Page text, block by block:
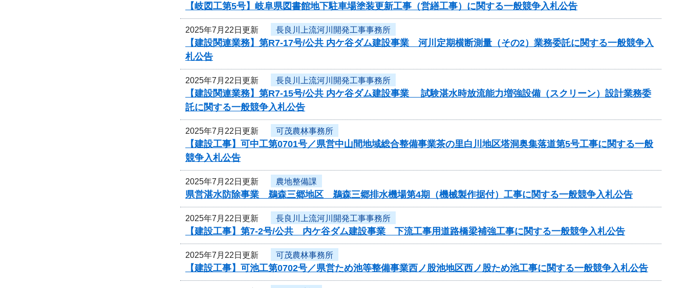
【岐図工第5号】岐阜県図書館地下駐車場塗装更新工事（営繕工事）に関する一般競争入札公告
2025年7月22日更新 長良川上流河川開発工事事務所
【建設関連業務】第R7-17号/公共 内ケ谷ダム建設事業 河川定期横断測量（その2）業務委託に関する一般競争入
札公告
2025年7月22日更新 長良川上流河川開発工事事務所
【建設関連業務】第R7-15号/公共 内ケ谷ダム建設事業 試験湛水時放流能力増強設備（スクリーン）設計業務委
託に関する一般競争入札公告
2025年7月22日更新 可茂農林事務所
【建設工事】可中工第0701号／県営中山間地域総合整備事業茶の里白川地区塔洞奥集落道第5号工事に関する一般
競争入札公告
2025年7月22日更新 農地整備課
県営湛水防除事業 鵜森三郷地区 鵜森三郷排水機場第4期（機械製作据付）工事に関する一般競争入札公告
2025年7月22日更新 長良川上流河川開発工事事務所
【建設工事】第7-2号/公共 内ケ谷ダム建設事業 下流工事用道路橋梁補強工事に関する一般競争入札公告
2025年7月22日更新 可茂農林事務所
【建設工事】可池工第0702号／県営ため池等整備事業西ノ股池地区西ノ股ため池工事に関する一般競争入札公告